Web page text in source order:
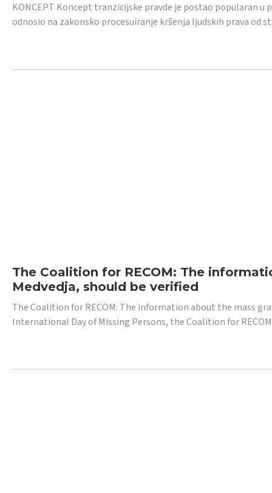
KONCEPT Koncept tranzicijske pravde je postao popularan
odnosio na zakonsko procesuiranje kršenja ljudskih prava
The Coalition for RECOM: The
Medvedja, should be verified
The Coalition for RECOM: The information about the mass
International Day of Missing Persons, the Coalition for